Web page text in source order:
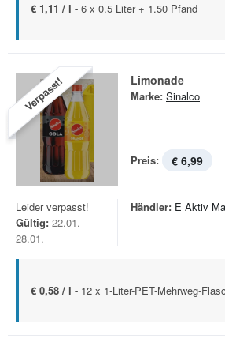
€ 1,11 / l - 6 x 0.5 Liter + 1.50 Pfand
Verpasst! Limonade
Marke: Sinalco
Preis: € 6,99
Leider verpasst!
Gültig: 22.01. -
28.01.
Händler: E Aktiv
€ 0,58 / l - 12 x 1-Liter-PET-Mehrweg-